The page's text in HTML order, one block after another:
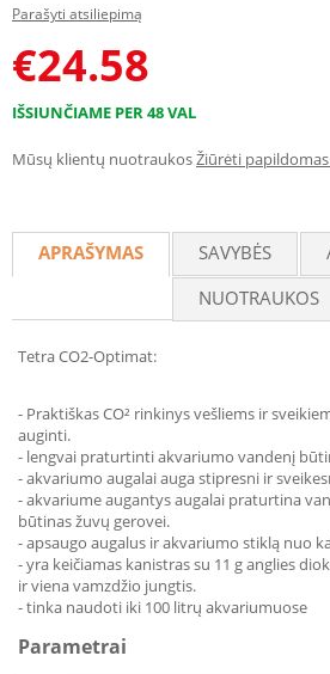
Parašyti atsiliepimą
€24.58
IŠSIUNČIAME PER 48 VAL
Mūsų klientų nuotraukosŽiūrėti
APRAŠYMAS SAVYBĖS
NUOTRAUKOS
Tetra CO2-Optimat:
- Praktiškas CO² rinkinys vešliems ir
auginti.
- lengvai praturtinti akvariumo vandenį
- akvariumo augalai auga stipresni ir
- akvariume augantys augalai praturtina
būtinas žuvų gerovei.
- apsaugo augalus ir akvariumo stiklą nuo
- yra keičiamas kanistras su 11 g anglies
ir viena vamzdžio jungtis.
- tinka naudoti iki 100 litrų akvariumuose
Parametrai